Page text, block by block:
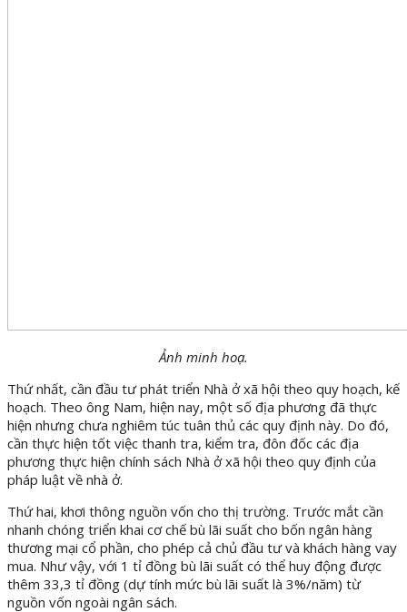
Ảnh minh hoạ.
Thứ nhất, cần đầu tư phát triển Nhà ở xã hội theo quy hoạch, kế
hoạch. Theo ông Nam, hiện nay, một số địa phương đã thực
hiện nhưng chưa nghiêm túc tuân thủ các quy định này. Do đó,
cần thực hiện tốt việc thanh tra, kiểm tra, đôn đốc các địa
phương thực hiện chính sách Nhà ở xã hội theo quy định của
pháp luật về nhà ở.
Thứ hai, khơi thông nguồn vốn cho thị trường. Trước mắt cần
nhanh chóng triển khai cơ chế bù lãi suất cho bốn ngân hàng
thương mại cổ phần, cho phép cả chủ đầu tư và khách hàng vay
mua. Như vậy, với 1 tỉ đồng bù lãi suất có thể huy động được
thêm 33,3 tỉ đồng (dự tính mức bù lãi suất là 3%/năm) từ
nguồn vốn ngoài ngân sách.